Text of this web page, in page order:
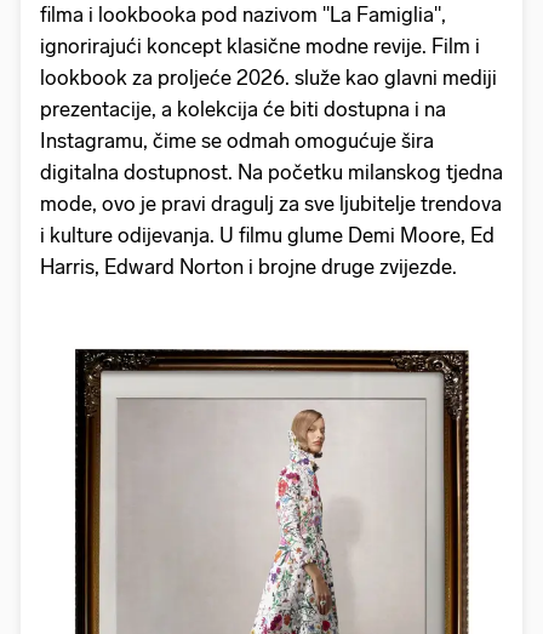
filma i lookbooka pod nazivom "La Famiglia",
ignorirajući koncept klasične modne revije. Film i
lookbook za proljeće 2026. služe kao glavni mediji
prezentacije, a kolekcija će biti dostupna i na
Instagramu, čime se odmah omogućuje šira
digitalna dostupnost. Na početku milanskog tjedna
mode, ovo je pravi dragulj za sve ljubitelje trendova
i kulture odijevanja. U filmu glume Demi Moore, Ed
Harris, Edward Norton i brojne druge zvijezde.